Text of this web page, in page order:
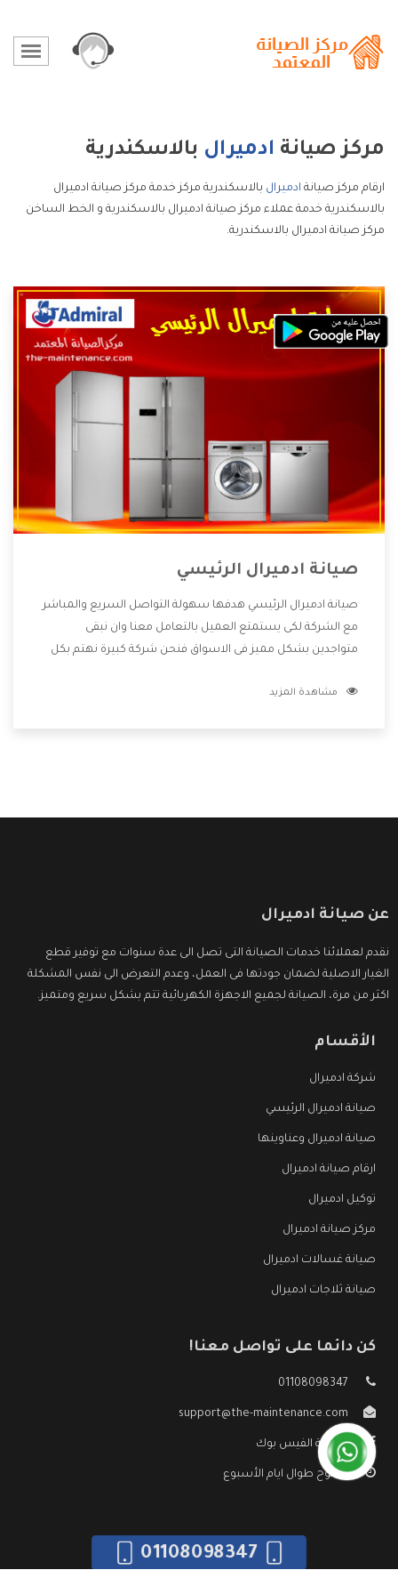
مركز صيانة ادميرال بالاسكندرية
ارقام مركز صيانة ادميرال بالاسكندرية مركز خدمة مركز صيانة ادميرال
بالاسكندرية خدمة عملاء مركز صيانة ادميرال بالاسكندرية و الخط الساخن
مركز صيانة ادميرال بالاسكندرية.
صيانة ادميرال الرئيسي
صيانة ادميرال الرئيسي هدفها سهولة التواصل السريع والمباشر
مع الشركة لكى يستمتع العميل بالتعامل معنا وان نبقى
متواجدين بشكل مميز فى الاسواق فنحن شركة كبيرة نهتم بكل
الشركة بها والتى تكون منها خدمة الصيانة التى تكون من أهم
مشاهدة المزيد
عن صيانة ادميرال
نقدم لعملائنا خدمات الصيانة التى تصل الى عدة سنوات مع توفير قطع
الغيار الاصلية لضمان جودتها فى العمل، وعدم التعرض الى نفس المشكلة
اكثر من مرة، الصيانة لجميع الاجهزة الكهربائية تتم بشكل سريع ومتميز.
الأقسام
شركة ادميرال
صيانة ادميرال الرئيسي
صيانة ادميرال وعناوينها
ارقام صيانة ادميرال
توكيل ادميرال
مركز صيانة ادميرال
صيانة غسالات ادميرال
صيانة ثلاجات ادميرال
كن دائما على تواصل معنا!
01108098347
support@the-maintenance.com
صفحة الفيس بوك
مفتوح طوال ايام الأسبوع
01108098347